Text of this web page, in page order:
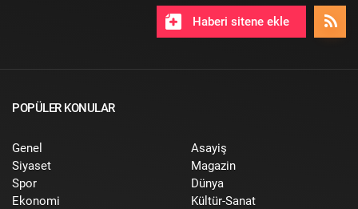
Haberi sitene ekle
POPÜLER KONULAR
Genel
Siyaset
Spor
Ekonomi
Asayiş
Magazin
Dünya
Kültür-Sanat